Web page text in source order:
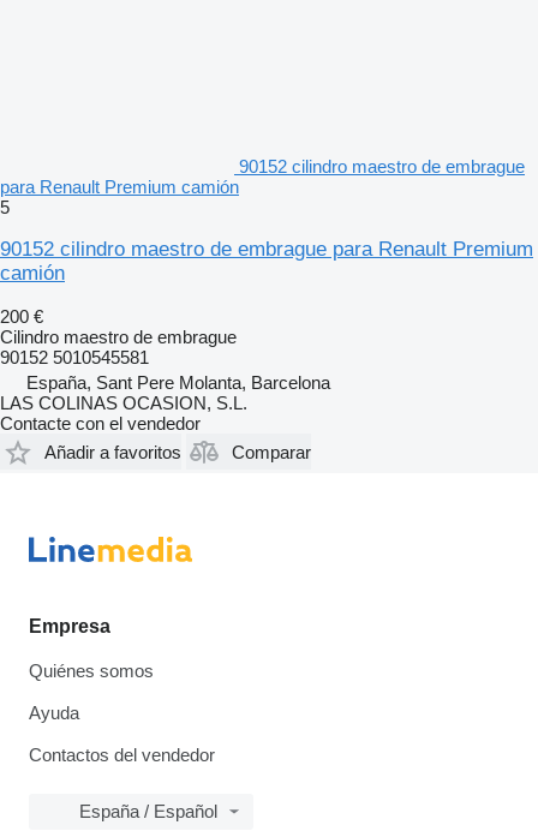
90152 cilindro maestro de embrague
para Renault Premium camión
5
90152 cilindro maestro de embrague para Renault Premium
camión
200 €
Cilindro maestro de embrague
90152 5010545581
España, Sant Pere Molanta, Barcelona
LAS COLINAS OCASION, S.L.
Contacte con el vendedor
Añadir a favoritos
Comparar
Empresa
Quiénes somos
Ayuda
Contactos del vendedor
España / Español